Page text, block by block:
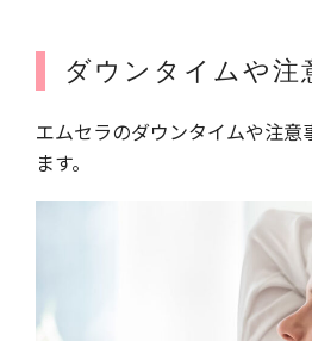
ダウンタイムや注
エムセラのダウンタイムや注意
ます。